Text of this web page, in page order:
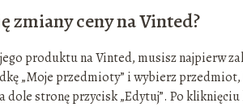
zmiany ceny na Vinted?
produktu na Vinted, musisz najpierw
„Moje przedmioty” i wybierz
dole stronę przycisk „Edytuj”. Po